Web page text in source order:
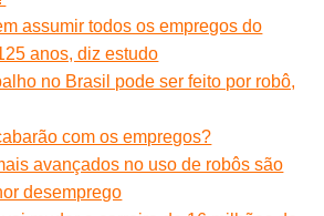
assumir todos os empregos do
anos, diz estudo
no Brasil pode ser feito por robô,
com os empregos?
avançados no uso de robôs são
desemprego